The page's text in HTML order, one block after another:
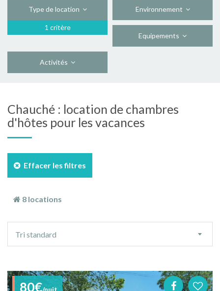
Type de location
1 critère
Environnement
Equipements
Activités
Chauché : location de chambres
d'hôtes pour les vacances
Effacer les filtres
8 locations
tri
Tri standard
80€/nuit